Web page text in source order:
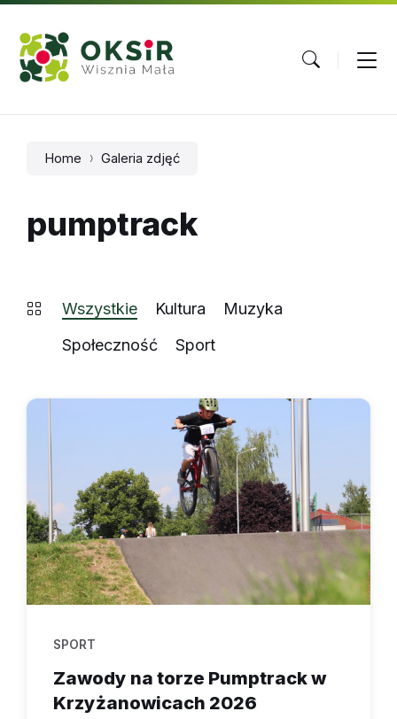
Skip
content
Skip
main
navigation
Skip
footer
Home Galeria zdjęć
pumptrack
Wszystkie Kultura
Muzyka
Społeczność
Sport
SPORT
Zawody na torze Pumptrack w
Krzyżanowicach 2026